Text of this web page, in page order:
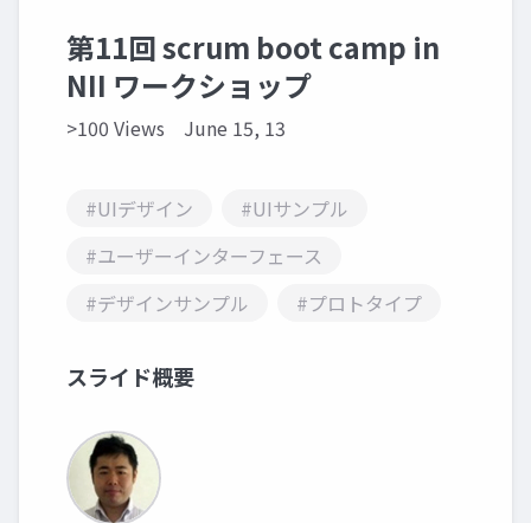
第11回 scrum boot camp in
NII ワークショップ
>100 Views June 15, 13
#UIデザイン
#UIサンプル
#ユーザーインターフェース
#デザインサンプル
#プロトタイプ
スライド概要